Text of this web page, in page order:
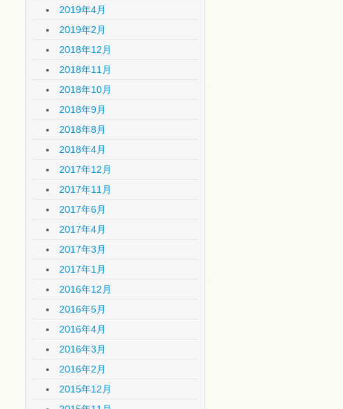
2019年4月
2019年2月
2018年12月
2018年11月
2018年10月
2018年9月
2018年8月
2018年4月
2017年12月
2017年11月
2017年6月
2017年4月
2017年3月
2017年1月
2016年12月
2016年5月
2016年4月
2016年3月
2016年2月
2015年12月